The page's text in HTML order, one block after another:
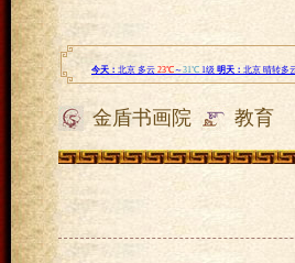
金盾书画院 教育